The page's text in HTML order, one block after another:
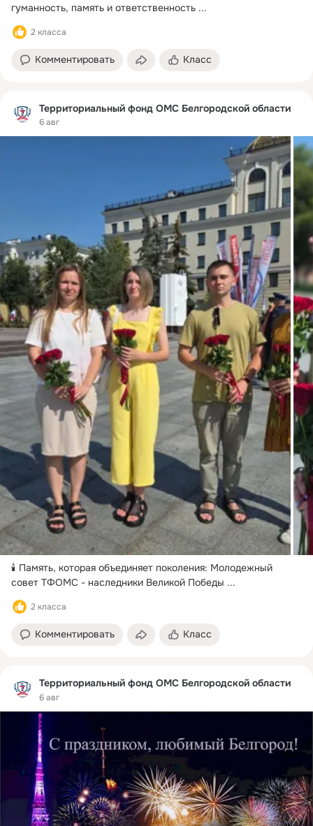
гуманность, память и ответственность ...
2 класса
Комментировать Класс
Территориальный фонд ОМС Белгородской области
6 авг
🕯️ Память, которая объединяет поколения: Молодежный
совет ТФОМС - наследники Великой Победы ...
2 класса
Комментировать Класс
Территориальный фонд ОМС Белгородской области
6 авг